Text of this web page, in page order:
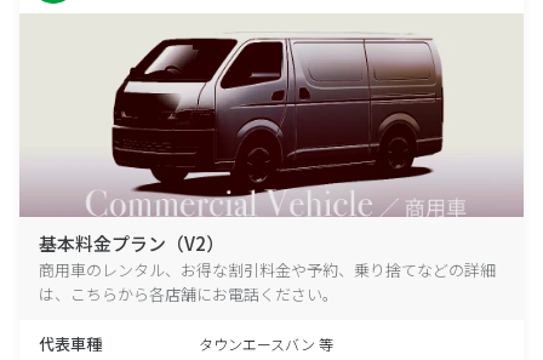
基本料金プラン（V2）
商用車のレンタル、お得な割引料金や予約、乗り捨てなどの詳細
は、こちらから各店舗にお電話ください。
代表車種 タウンエースバン 等